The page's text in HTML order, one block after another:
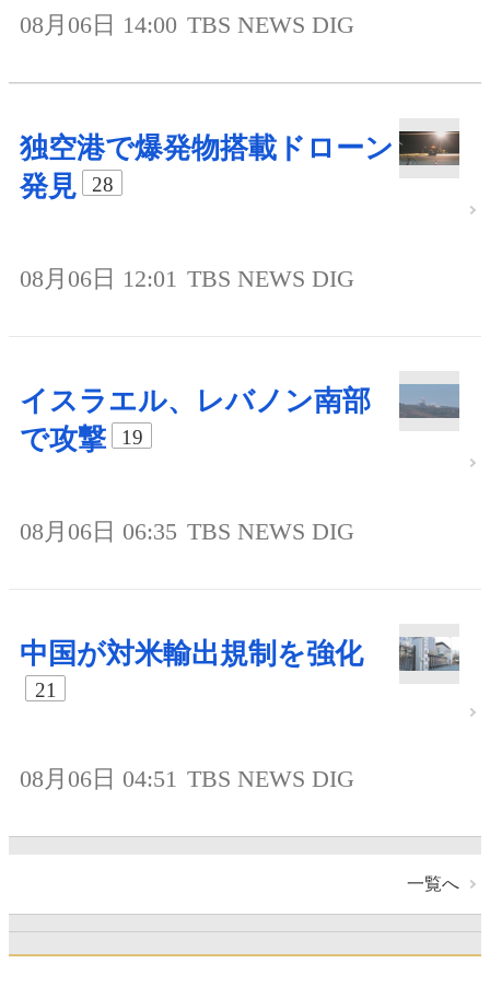
08月06日 14:00 TBS NEWS DIG
独空港で爆発物搭載ドローン
発見
28
08月06日 12:01 TBS NEWS DIG
イスラエル、レバノン南部
で攻撃
19
08月06日 06:35 TBS NEWS DIG
中国が対米輸出規制を強化
21
08月06日 04:51 TBS NEWS DIG
一覧へ